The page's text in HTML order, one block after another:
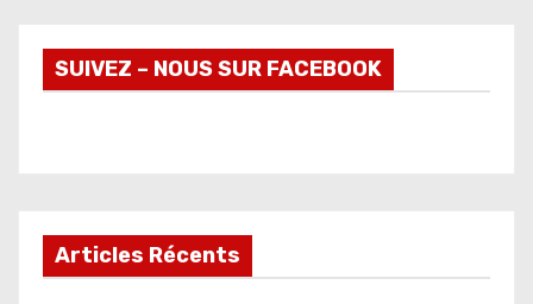
SUIVEZ – NOUS SUR FACEBOOK
Articles Récents